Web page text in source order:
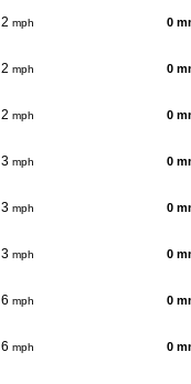
2 mph 0
2 mph 0
2 mph 0
3 mph 0
3 mph 0
3 mph 0
6 mph 0
6 mph 0